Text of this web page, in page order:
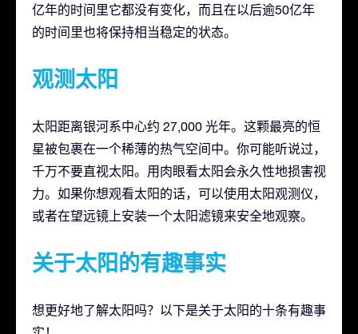
亿年的时间里它都没有变化，而且在以后逾50亿年
的时间里也将保持相当稳定的状态。
观测太阳
太阳距离银河系中心约 27,000 光年。这颗最亮的恒
星被包裹在一个稀薄的热气空间中。你可能听说过，
千万不要直视太阳。用肉眼看太阳会永久性地损害视
力。如果你想观看太阳的话，可以使用太阳观测仪，
或者在望远镜上安装一个太阳滤镜来安全地观察。
关于太阳的有趣事实
想更好地了解太阳吗？以下是关于太阳的十条有趣事